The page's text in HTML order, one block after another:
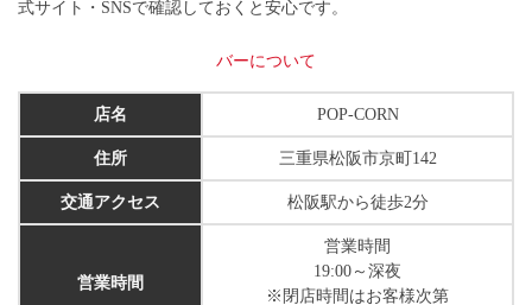
式サイト・SNSで確認しておくと安心です。
バーについて
店名 POP-CORN
住所 三重県松阪市京町142
交通アクセス 松阪駅から徒歩2分
営業時間
営業時間
19:00～深夜
※閉店時間はお客様次第